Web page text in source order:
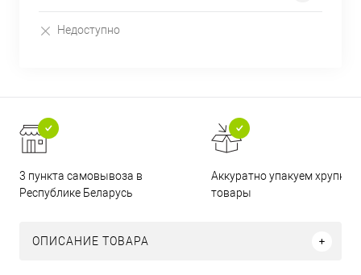
Недоступно
3 пункта самовывоза в
Республике Беларусь
Аккуратно упакуем хрупкие
товары
ОПИСАНИЕ ТОВАРА